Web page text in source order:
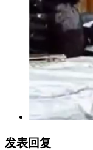
发表回复